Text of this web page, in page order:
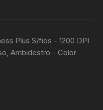
Plus S/fios - 1200 DPI
Ambidestro - Color